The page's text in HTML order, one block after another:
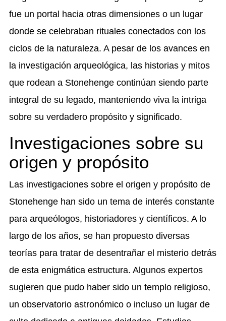
fue un portal hacia otras dimensiones o un lugar
donde se celebraban rituales conectados con los
ciclos de la naturaleza. A pesar de los avances en
la investigación arqueológica, las historias y mitos
que rodean a Stonehenge continúan siendo parte
integral de su legado, manteniendo viva la intriga
sobre su verdadero propósito y significado.
Investigaciones sobre su
origen y propósito
Las investigaciones sobre el origen y propósito de
Stonehenge han sido un tema de interés constante
para arqueólogos, historiadores y científicos. A lo
largo de los años, se han propuesto diversas
teorías para tratar de desentrañar el misterio detrás
de esta enigmática estructura. Algunos expertos
sugieren que pudo haber sido un templo religioso,
un observatorio astronómico o incluso un lugar de